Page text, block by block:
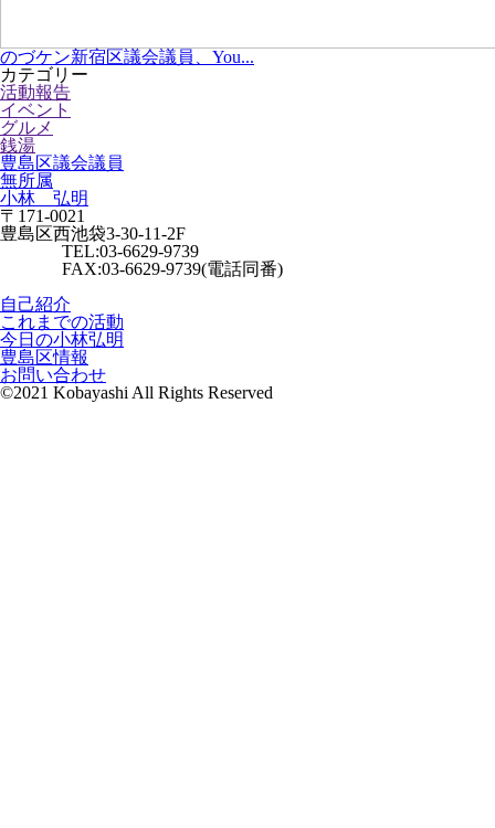
のづケン新宿区議会議員、You...
カテゴリー
活動報告
イベント
グルメ
銭湯
豊島区議会議員
無所属
小林 弘明
〒171-0021
豊島区西池袋3-30-11-2F
TEL:03-6629-9739
FAX:03-6629-9739(電話同番)
自己紹介
これまでの活動
今日の小林弘明
豊島区情報
お問い合わせ
©2021 Kobayashi All Rights Reserved